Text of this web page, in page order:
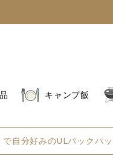
キャンプ飯
自分好みのULバックパッ